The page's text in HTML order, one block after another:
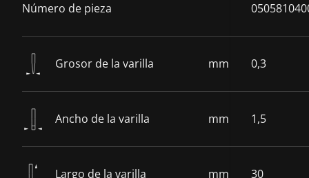
Número de pieza
Grosor de la varilla mm 0,3
Ancho de la varilla mm 1,5
Largo de la varilla mm 30